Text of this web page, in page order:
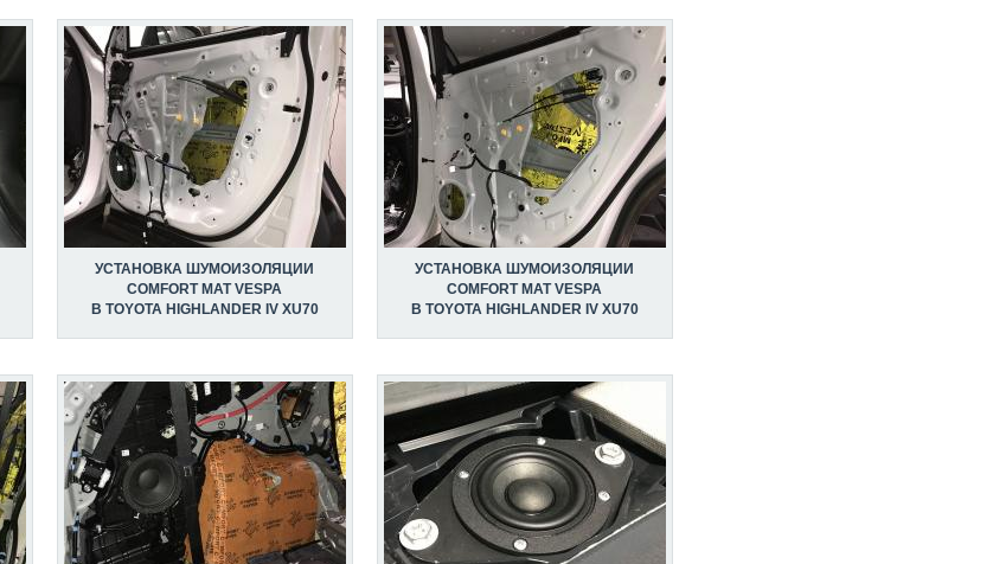
УСТАНОВКА ШУМОИЗОЛЯЦИИ
COMFORT MAT VESPA
В TOYOTA HIGHLANDER IV XU70
УСТАНОВКА ШУМОИЗОЛЯЦИИ
COMFORT MAT VESPA
В TOYOTA HIGHLANDER IV XU70